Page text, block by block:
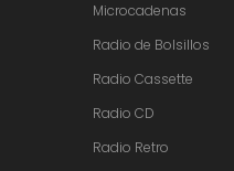
Microcadenas
Radio de Bolsillos
Radio Cassette
Radio CD
Radio Retro